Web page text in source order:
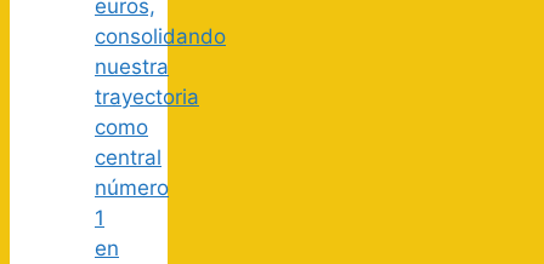
euros,
consolidando
nuestra
trayectoria
como
central
número
1
en